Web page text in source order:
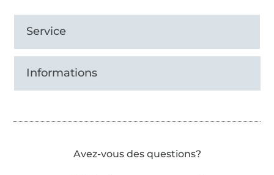
Service
Informations
Avez-vous des questions?